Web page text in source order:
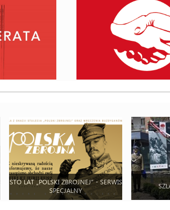
STO LAT „POLSKI ZBROJNEJ” - SERWIS
SPECJALNY